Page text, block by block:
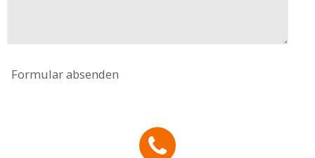
Formular absenden